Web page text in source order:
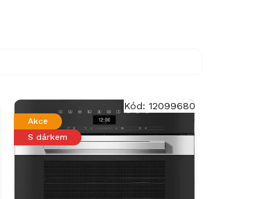
Akce
S dárkem
Kód: 12099680